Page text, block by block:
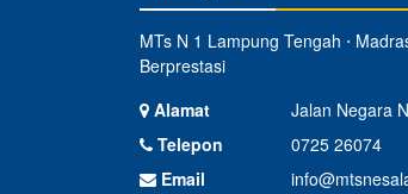
MTs N 1 Lampung Tengah ⋅
Berprestasi
Alamat
Jalan Negara
Telepon
0725 26074
Email